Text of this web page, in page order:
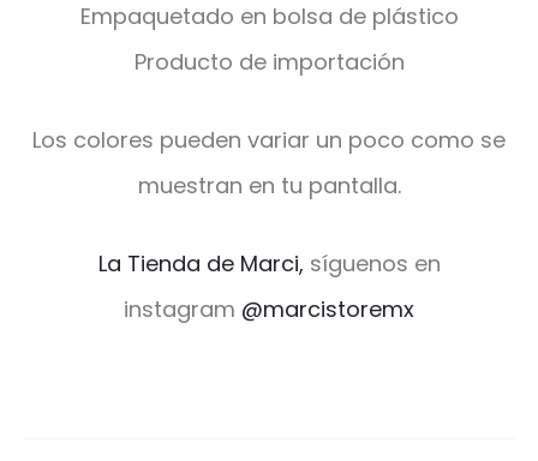
Empaquetado en bolsa de plástico
Producto de importación
Los colores pueden variar un poco como se
muestran en tu pantalla.
La Tienda de Marci, síguenos en
instagram @marcistoremx